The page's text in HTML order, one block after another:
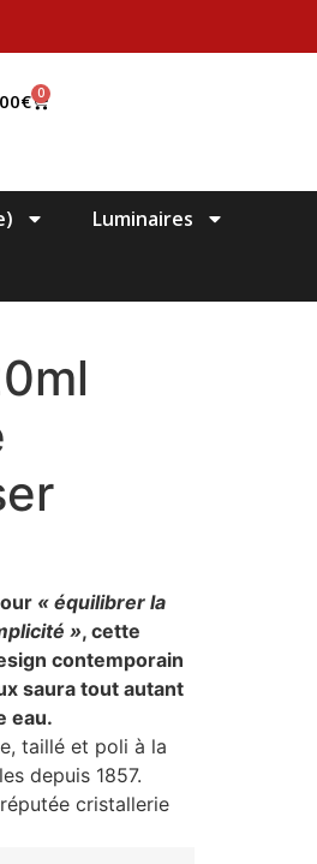
€ 0
Luminaires
« équilibrer la
», cette
contemporain
saura tout autant
eau.
taillé et poli à la
depuis 1857.
cristallerie